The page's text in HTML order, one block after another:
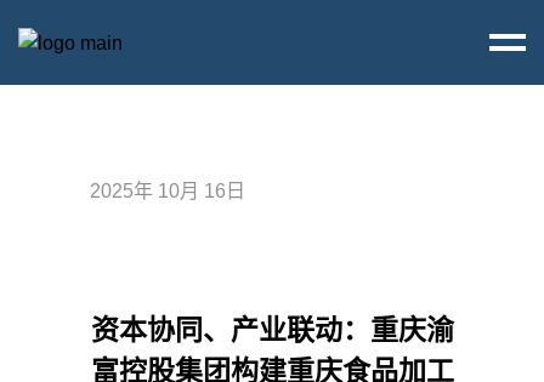
2025年 10月 16日
资本协同、产业联动：重庆渝
富控股集团构建重庆食品加工